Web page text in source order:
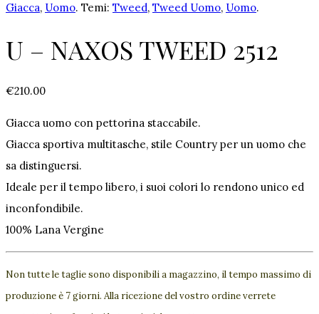
Giacca, Uomo. Temi: Tweed, Tweed Uomo, Uomo.
U – NAXOS TWEED 2512
€210.00
Giacca uomo con pettorina staccabile.
Giacca sportiva multitasche, stile Country per un uomo che
sa distinguersi.
Ideale per il tempo libero, i suoi colori lo rendono unico ed
inconfondibile.
100% Lana Vergine
Non tutte le taglie sono disponibili a magazzino, il tempo massimo di
produzione è 7 giorni. Alla ricezione del vostro ordine verrete